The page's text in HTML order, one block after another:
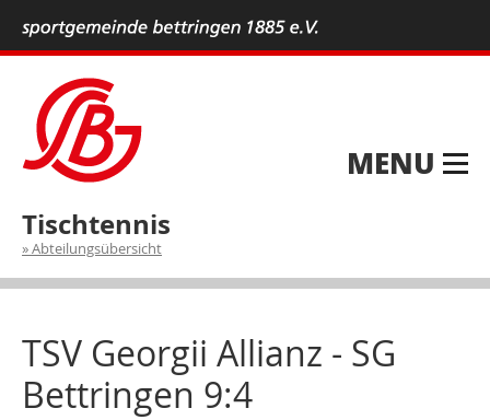
MENU
Tischtennis
Abteilungsübersicht
TSV Georgii Allianz​ -​ SG
Bettringen​ 9:4